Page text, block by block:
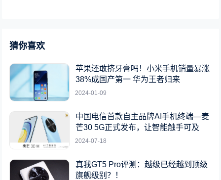
猜你喜欢
苹果还敢挤牙膏吗！小米手机销量暴涨
38%成国产第一 华为王者归来
2024-01-09
中国电信首款自主品牌AI手机终端—麦
芒30 5G正式发布，让智能触手可及
2024-07-18
真我GT5 Pro评测：越级已经越到顶级
旗舰级别？！